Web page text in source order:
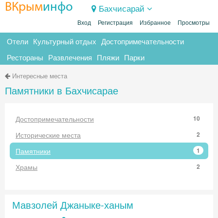
ВКрыминфо Бахчисарай
Вход Регистрация Избранное Просмотры
Отели Культурный отдых Достопримечательности
Рестораны Развлечения Пляжи Парки
Интересные места
Памятники в Бахчисарае
Достопримечательности 10
Исторические места 2
Памятники 1
Храмы 2
Мавзолей Джаныке-ханым